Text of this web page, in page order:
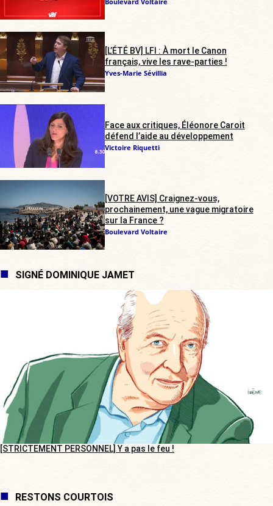
[L’ÉTÉ BV] LFI : À mort le Canon
français, vive les rave-parties !
Yves-Marie Sévillia
Face aux critiques, Éléonore Caroit
défend l’aide au développement
Victoire Riquetti
[VOTRE AVIS] Craignez-vous,
prochainement, une vague migratoire
sur la France ?
Boulevard Voltaire
SIGNÉ DOMINIQUE JAMET
[STRICTEMENT PERSONNEL] Y a pas le feu !
RESTONS COURTOIS